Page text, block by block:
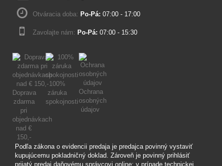
Podľa zákona o evidencii predaja je predajca povinný vystaviť
kupujúcemu pokladničný doklad. Zároveň je povinný prihlásiť
prijatý predaj daňovému správcovi online; v prípade technickej
Otváracia doba: Po-Pá: 07:00 - 17:00
Zavolajte nám: Po-Pá: 07:00 - 15:30
Doprava
zdarma
pri
objednávkach
nad €
150,-
100%
záruka
spokojnosti
Ochrana
osobných
údajov